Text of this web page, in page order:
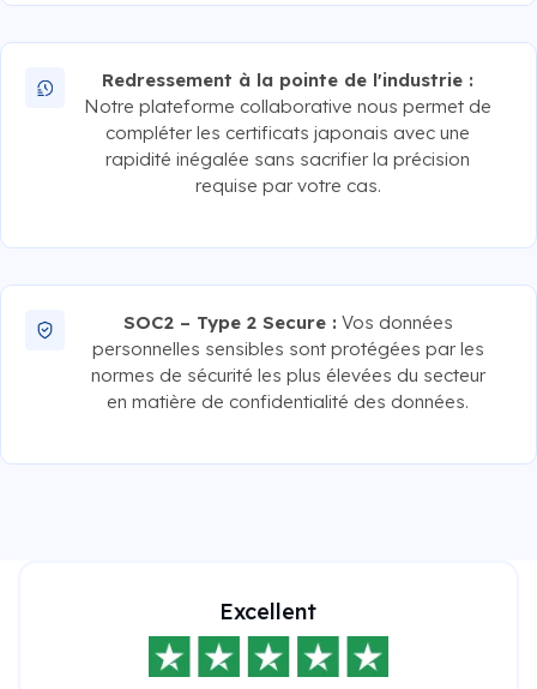
Redressement à la pointe de l'industrie :
Notre plateforme collaborative nous permet de
compléter les certificats japonais avec une
rapidité inégalée sans sacrifier la précision
requise par votre cas.
SOC2 – Type 2 Secure : Vos données
personnelles sensibles sont protégées par les
normes de sécurité les plus élevées du secteur
en matière de confidentialité des données.
Excellent